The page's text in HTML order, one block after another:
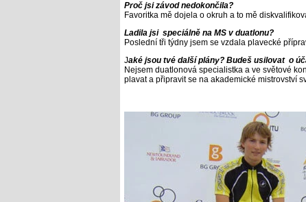
Proč jsi závod nedokončila?
Favoritka mě dojela o okruh a to mě
Ladila jsi speciálně na MS v duatlonu?
Poslední tři týdny jsem se vzdala plavecké
Jaké jsou tvé další plány? Budeš usilovat o
Nejsem duatlonová specialistka a ve světové
plavat a připravit se na akademické mistrovství